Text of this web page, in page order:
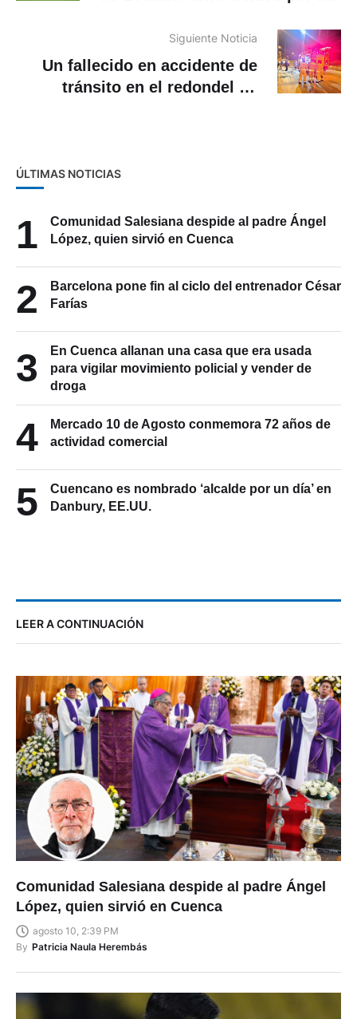
Siguiente Noticia
Un fallecido en accidente de
tránsito en el redondel de
ÚLTIMAS NOTICIAS
1
Comunidad Salesiana despide al padre Ángel
López, quien sirvió en Cuenca
2
Barcelona pone fin al ciclo del entrenador César
Farías
3
En Cuenca allanan una casa que era usada
para vigilar movimiento policial y vender de
droga
4
Mercado 10 de Agosto conmemora 72 años de
actividad comercial
5
Cuencano es nombrado ‘alcalde por un día’ en
Danbury, EE.UU.
LEER A CONTINUACIÓN
Comunidad Salesiana despide al padre Ángel
López, quien sirvió en Cuenca
agosto 10, 2:39 PM
By Patricia Naula Herembás